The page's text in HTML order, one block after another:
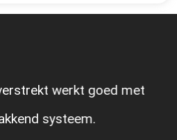
werkt goed met
systeem.